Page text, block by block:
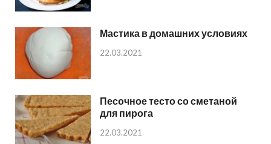
Мастика в домашних условиях
22.03.2021
Песочное тесто со сметаной
для пирога
22.03.2021